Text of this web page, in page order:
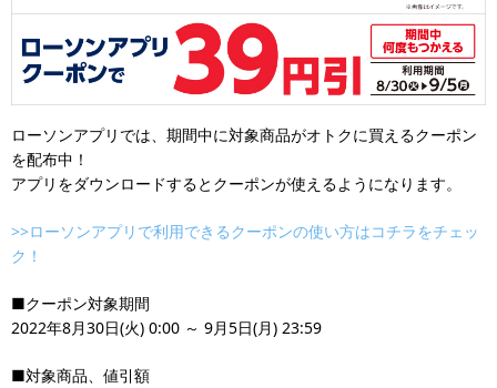
ローソンアプリでは、期間中に対象商品がオトクに買えるクーポン
を配布中！
アプリをダウンロードするとクーポンが使えるようになります。
>>ローソンアプリで利用できるクーポンの使い方はコチラをチェッ
ク！
■クーポン対象期間
2022年8月30日(火) 0:00 ～ 9月5日(月) 23:59
■対象商品、値引額